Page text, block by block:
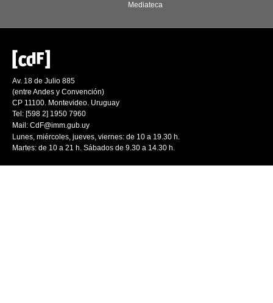
Mediateca
Av. 18 de Julio 885
(entre Andes y Convención)
CP 11100. Montevideo. Uruguay
Tel: [598 2] 1950 7960
Mail: CdF@imm.gub.uy
Lunes, miércoles, jueves, viernes: de 10 a 19.30 h.
Martes: de 10 a 21 h. Sábados de 9.30 a 14.30 h.